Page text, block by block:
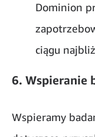
Dominion
ciągu
6. Wspieranie
Wspieramy